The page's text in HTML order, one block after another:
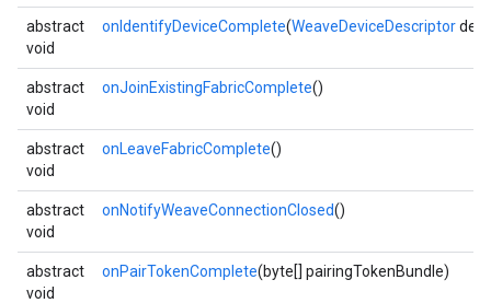
abstract
void
onIdentifyDeviceComplete(WeaveDeviceDescriptor
abstract
void
onJoinExistingFabricComplete()
abstract
void
onLeaveFabricComplete()
abstract
void
onNotifyWeaveConnectionClosed()
abstract
void
onPairTokenComplete(byte[] pairingTokenBundle)